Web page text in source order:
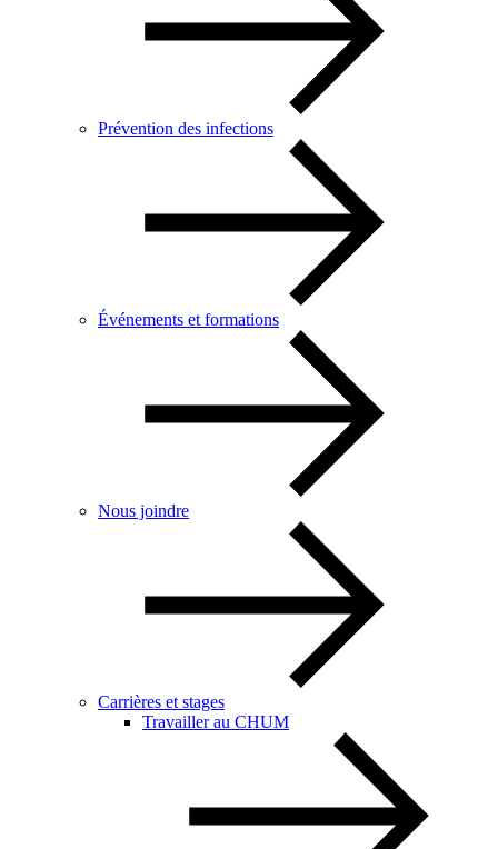
Prévention des infections
Événements et formations
Nous joindre
Carrières et stages
Travailler au CHUM